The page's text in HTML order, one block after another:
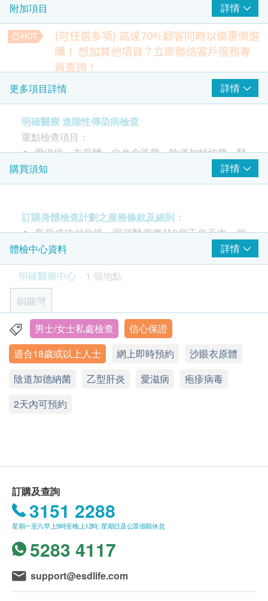
淋球菌DNA
性病基因測試 重點項目
單純疱疹病毒I型
白色念珠菌
陰道加特納菌
砂眼衣原體 DNA
生殖支原體 DNA
人型支原體 DNA
微小脲原體DNA
解脲脲原體 DNA
2 基本項目
乙型肝炎檢查
乙型肝炎表面抗原
乙型肝炎表面抗體
梅毒
梅毒血清試驗
愛滋病 HIV
愛滋病抗體一及二
附加項目 詳情
(可任選多項) 高達70%顧客同時以優惠價選
購！ 想加其他項目？立即聯絡客戶服務專
員查詢！
肺部X光
檢測不正常的陰影，如肺結核、肺炎或腫瘤等
HK$280.0 HK$330
運動心電圖
評估心臟在運動時的反應及檢測在靜止狀態下無法察覺的心臟
問題
HK$
可探測胃癌風險，幽門螺旋菌可引致多種胃病，如胃痛、胃
7% off
HK$1,380.0
柏氏子宮頸抹片
可檢查子宮頸癌前期病變 (只限有性經驗女性)
HK$400.0
18種高危型基因分型: HPV16, 18, 31, 33, 35, 39, 45, 51, 52,
53, 56, 58, 59, 66, 68, 73, 82, 83 10種低危型基因分型: HPV
HK$1,100.0
更多項目詳情 詳情
明確醫療 進階性傳染病檢查
重點檢查項目：
愛滋病、衣原體、白色念珠菌、陰道加特納菌、醫
生講解報告及總括建議
大多數情況下，性傳染病不會帶來任何症狀，檢測是
了解您是否感染性傳染病的唯一可行方法。性傳播疾
病通常發生在您與多個伴侶發生性接觸或與性工作者
等有危險性行為的人發生性接觸時，包括口交、陰道
性交或肛交。
使用避孕套等保護措施可能不足以預防疾病，因為仍
然存在風險，尤其是與被生殖液或血液污染的密切皮
膚或粘膜接觸。如果不及時治療，性病可能會帶來更
多並發症，例如盆腔炎、不育、慢性前列腺刺激和炎
通過適當的控制和治療，如果及早發現性病是可以治
療的。
購買須知 詳情
訂購身體檢查計劃之服務條款及細則：
客戶成功付款後，明確醫療將於2個工作天內，致
電客戶預約時或客戶亦可透過電話預約 (Tel: 2155
1951 / 2155 2228)。
客戶須於預約當天出示身份證及列印訂購確認信確
認身份。
驗身過程由醫生及醫護人員主理。
本體格檢查計劃有效期為6個月，客戶必須於6個月
內(由確認付款日期起計)接受檢查，逾期作廢。
體格檢查後，一般情況下報告需時大概7-10個工作
天，工作天不包括星期六、日及公眾假期。
付款一經確認，不可更改或取消，不可轉讓及退
款。
客戶須於預約當天出示身份證及列印訂購確認信確
認身份。
疫苗注射服務計劃有效期為6個月，客戶必須於6個
月內 (由確認付款日期起計) 接受有關服務，客戶需
提前1個月預約相關服務，逾期作廢。(請注意：加
衛苗 9合1 子宮頸癌HPV疫苗 及 流感疫苗 2021/22
之有效期為 1個月，客戶必須於1個月內（由確認
體檢中心資料
詳情
明確醫療中心
1 個地點
銅鑼灣
香港銅鑼灣軒尼詩道555號東角中心19樓2A室
顯示地圖
星期一至五：9:00a.m. - 1:00p.m.; 2:00p.m.- 6:00p.m.
星期日及公眾假期：休息
男士/女士私處檢查
信心保證
適合18歲或以上人士
網上即時預約
沙眼衣原體
陰道加德納菌
乙型肝炎 愛滋病
疱疹病毒
2天內可預約
訂購及查詢
3151 2288
星期一至六早上9時至晚上12時; 星期日及公眾假期休息
5283 4117
support@esdlife.com